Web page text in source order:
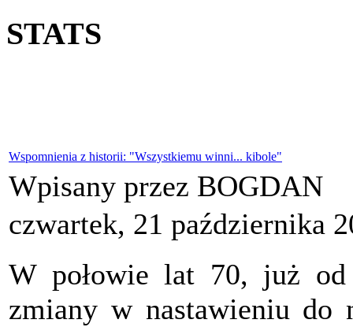
STATS
Wspomnienia z historii: "Wszystkiemu winni... kibole"
Wpisany przez BOGDAN
czwartek, 21 października
W połowie lat 70, już od
zmiany w nastawieniu